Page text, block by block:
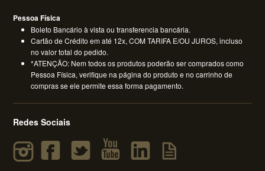
Pessoa Física
Boleto Bancário à vista ou transferencia bancária.
Cartão de Crédito em até 12x, COM TARIFA E/OU JUROS, incluso
no valor total do pedido.
*ATENÇÃO: Nem todos os produtos poderão ser comprados como
Pessoa Física, verifique na página do produto e no carrinho de
compras se ele permite essa forma pagamento.
Redes Sociais